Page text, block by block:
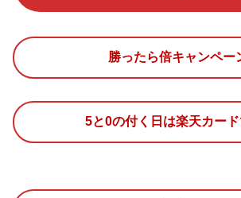
勝ったら倍キャンペー
5と0の付く日は楽天カー